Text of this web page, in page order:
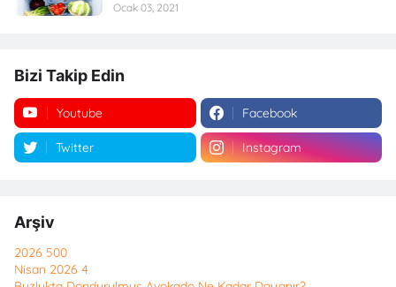
Ocak 03, 2021
Bizi Takip Edin
Youtube Facebook
Twitter Instagram
Arşiv
2026 500
Nisan 2026 4